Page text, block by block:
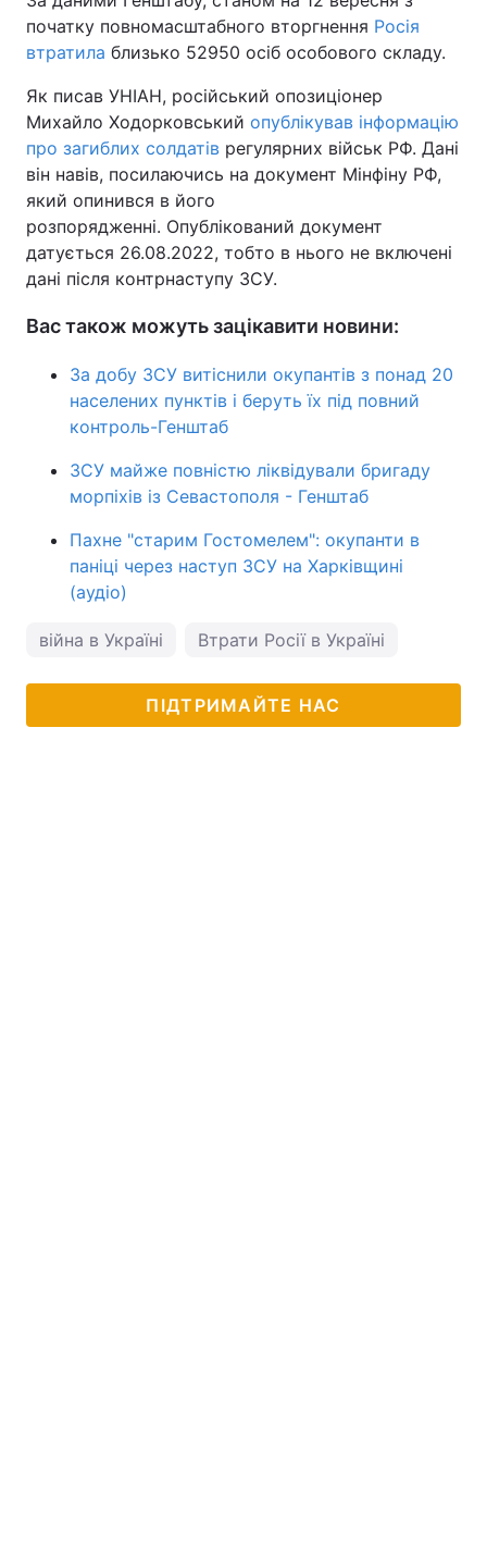
початку повномасштабного вторгнення Росія
втратила близько 52950 осіб особового складу.
Як писав УНІАН, російський опозиціонер
Михайло Ходорковський опублікував інформацію
про загиблих солдатів регулярних військ РФ. Дані
він навів, посилаючись на документ Мінфіну РФ,
який опинився в його
розпорядженні. Опублікований документ
датується 26.08.2022, тобто в нього не включені
дані після контрнаступу ЗСУ.
Вас також можуть зацікавити новини:
За добу ЗСУ витіснили окупантів з понад 20
населених пунктів і беруть їх під повний
контроль-Генштаб
ЗСУ майже повністю ліквідували бригаду
морпіхів із Севастополя - Генштаб
Пахне "старим Гостомелем": окупанти в
паніці через наступ ЗСУ на Харківщині
(аудіо)
війна в Україні Втрати Росії в Україні
ПІДТРИМАЙТЕ НАС